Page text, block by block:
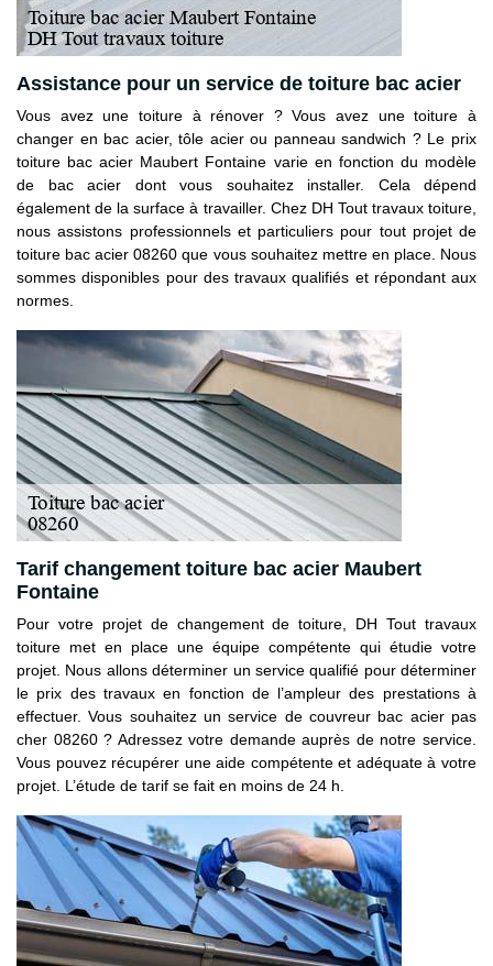
Assistance pour un service de toiture bac acier
Vous avez une toiture à rénover ? Vous avez une toiture à
changer en bac acier, tôle acier ou panneau sandwich ? Le prix
toiture bac acier Maubert Fontaine varie en fonction du modèle
de bac acier dont vous souhaitez installer. Cela dépend
également de la surface à travailler. Chez DH Tout travaux toiture,
nous assistons professionnels et particuliers pour tout projet de
toiture bac acier 08260 que vous souhaitez mettre en place. Nous
sommes disponibles pour des travaux qualifiés et répondant aux
normes.
Tarif changement toiture bac acier Maubert
Fontaine
Pour votre projet de changement de toiture, DH Tout travaux
toiture met en place une équipe compétente qui étudie votre
projet. Nous allons déterminer un service qualifié pour déterminer
le prix des travaux en fonction de l’ampleur des prestations à
effectuer. Vous souhaitez un service de couvreur bac acier pas
cher 08260 ? Adressez votre demande auprès de notre service.
Vous pouvez récupérer une aide compétente et adéquate à votre
projet. L’étude de tarif se fait en moins de 24 h.